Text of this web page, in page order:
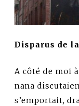
Disparus de
A côté de moi
nana
s’emportait,